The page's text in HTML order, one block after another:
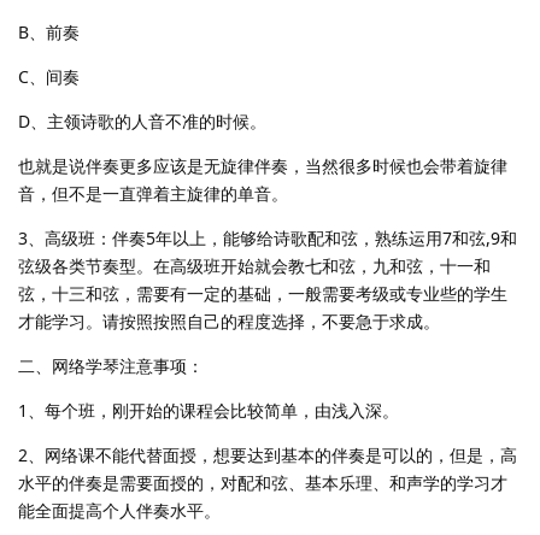
B、前奏
C、间奏
D、主领诗歌的人音不准的时候。
也就是说伴奏更多应该是无旋律伴奏，当然很多时候也会带着旋律
音，但不是一直弹着主旋律的单音。
3、高级班：伴奏5年以上，能够给诗歌配和弦，熟练运用7和弦,9和
弦级各类节奏型。在高级班开始就会教七和弦，九和弦，十一和
弦，十三和弦，需要有一定的基础，一般需要考级或专业些的学生
才能学习。请按照按照自己的程度选择，不要急于求成。
二、网络学琴注意事项：
1、每个班，刚开始的课程会比较简单，由浅入深。
2、网络课不能代替面授，想要达到基本的伴奏是可以的，但是，高
水平的伴奏是需要面授的，对配和弦、基本乐理、和声学的学习才
能全面提高个人伴奏水平。